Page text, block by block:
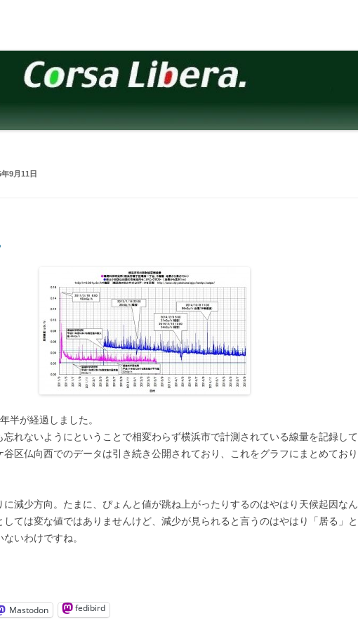
9月11日
半が経過しました。
忘れないようにということで相変わらず横浜市で計測されている線量を記録して
谷区仏向西でのデータは引き続き公開されており、これをグラフにまとめており
に減少方向。たまに、ぴょんと値が跳ね上がったりするのはやはり天候起因なん
しては変な値ではありませんけど、減少が見られると言うのはやはり「居る」と
いわけですね。
Mastodon fedibird